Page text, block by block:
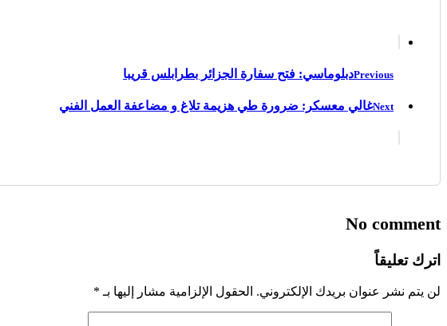
Previousدبلوماسي: فتح سفارة الجزائر بطرابلس قريبا
Nextغالي معسكر: ضرورة طي هزيمة تلاغ و مضاعفة العمل الفني
No comment
اترك تعليقاً
لن يتم نشر عنوان بريدك الإلكتروني. الحقول الإلزامية مشار إليها بـ *